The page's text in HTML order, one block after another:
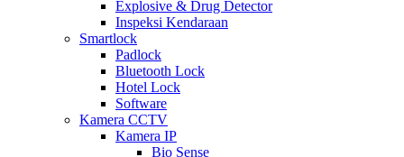
Explosive & Drug Detector
Inspeksi Kendaraan
Smartlock
Padlock
Bluetooth Lock
Hotel Lock
Software
Kamera CCTV
Kamera IP
Bio Sense